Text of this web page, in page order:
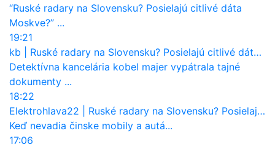
“Ruské radary na Slovensku? Posielajú citlivé dáta
Moskve?” ...
19:21
kb
Ruské radary na Slovensku? Posielajú citlivé dáta Moskve?
Detektívna kancelária kobel majer vypátrala tajné
dokumenty ...
18:22
Elektrohlava22
Ruské radary na Slovensku? Posielajú citlivé dáta Moskve?
Keď nevadia činske mobily a autá...
17:06